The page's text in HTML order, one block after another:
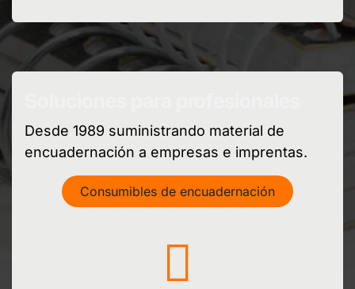
Desde 1989 suministrando material de
encuadernación a empresas e imprentas.
Consumibles de encuadernación